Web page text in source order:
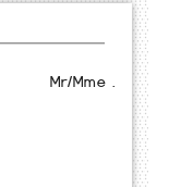
Mr/Mme .